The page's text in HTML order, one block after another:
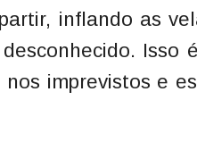
inflando as
Isso
imprevistos e